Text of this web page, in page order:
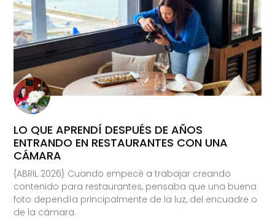
LO QUE APRENDÍ DESPUÉS DE AÑOS
ENTRANDO EN RESTAURANTES CON UNA
CÁMARA
{ABRIL 2026} Cuando empecé a trabajar creando
contenido para restaurantes, pensaba que una buena
foto dependía principalmente de la luz, del encuadre o
de la cámara.